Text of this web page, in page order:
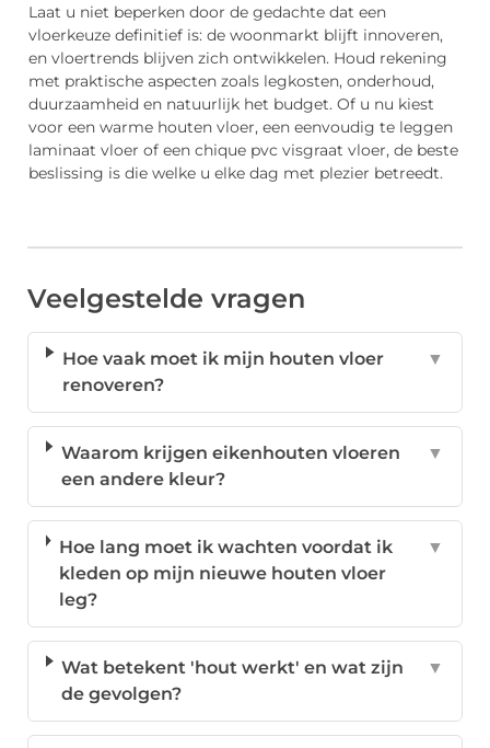
Laat u niet beperken door de gedachte dat een
vloerkeuze definitief is: de woonmarkt blijft innoveren,
en vloertrends blijven zich ontwikkelen. Houd rekening
met praktische aspecten zoals legkosten, onderhoud,
duurzaamheid en natuurlijk het budget. Of u nu kiest
voor een warme houten vloer, een eenvoudig te leggen
laminaat vloer of een chique pvc visgraat vloer, de beste
beslissing is die welke u elke dag met plezier betreedt.
Veelgestelde vragen
Hoe vaak moet ik mijn houten vloer
renoveren?
▼
Waarom krijgen eikenhouten vloeren
een andere kleur?
▼
Hoe lang moet ik wachten voordat ik
kleden op mijn nieuwe houten vloer
leg?
▼
Wat betekent 'hout werkt' en wat zijn
de gevolgen?
▼